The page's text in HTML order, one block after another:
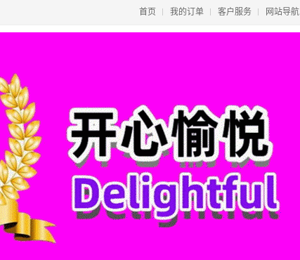
首页 我的订单 客户服务 网站导航